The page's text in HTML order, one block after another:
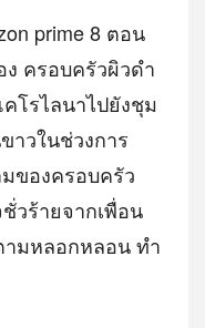
prime 8 ตอน
ครอบครัวผิวดํา
โรไลนาไปยังชุม
วในช่วงการ
ของครอบครัว
วร้ายจากเพื่อน
มหลอกหลอน ทํา